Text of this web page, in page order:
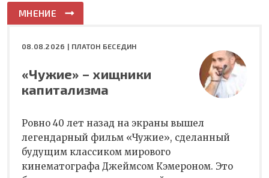
МНЕНИЕ
08.08.2026 | ПЛАТОН БЕСЕДИН
«Чужие» – хищники
капитализма
Ровно 40 лет назад на экраны вышел
легендарный фильм «Чужие», сделанный
будущим классиком мирового
кинематографа Джеймсом Кэмероном. Это